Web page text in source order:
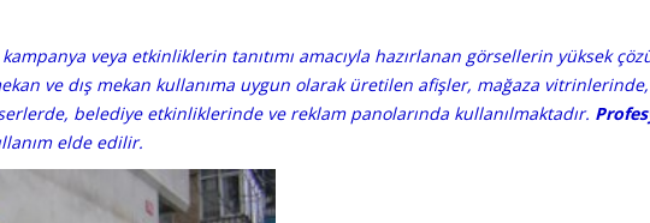
veya etkinliklerin tanıtımı amacıyla hazırlanan görsellerin yüksek
ve dış mekan kullanıma uygun olarak üretilen afişler, mağaza
belediye etkinliklerinde ve reklam panolarında kullanılmaktadır.
elde edilir.